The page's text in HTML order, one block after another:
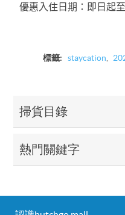
優惠入住日期：即日起
標籤: staycation
掃貨目錄
熱門關鍵字